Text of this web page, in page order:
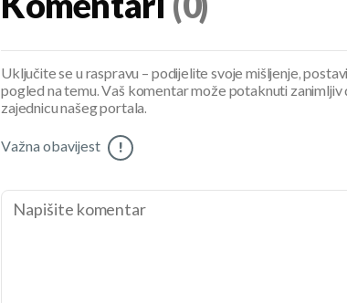
Uključite se u raspravu – podijelite svoje mišljenje,
pogled na temu. Vaš komentar može potaknuti zanimljiv
zajednicu našeg portala.
Važna obavijest !